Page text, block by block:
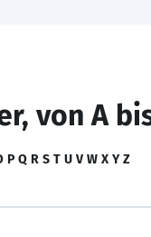
von A
P Q R S T U V W X Y Z